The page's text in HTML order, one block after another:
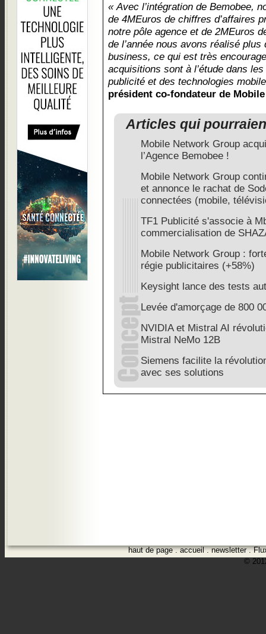
« Avec l’intégration de Bemobee,
de 4MEuros de chiffres d’affaires
notre pôle agence et de 2MEuros
de l’année nous avons réalisé plus
business, ce qui est très
acquisitions sont à l’étude dans
publicité et des technologies
président co-fondateur de
Articles qui
Mobile Network Group
l’Agence Bemobee !
Mobile Network Group
et annonce le rachat de
connectées (mobile,
TF1 Publicité s'associe à
commercialisation de
Mobile Network Group :
régie publicitaires (+58%)
Keysight lance des tests
Levée d'amorçage de 800
NVIDIA et Mistral AI
Mistral NeMo 12B
Siemens facilite la
avec ses solutions
haut de page.accueil.newsletter.
©